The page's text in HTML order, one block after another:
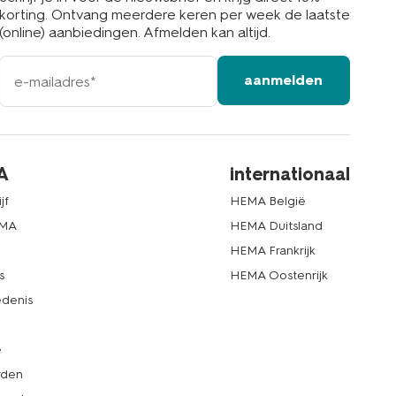
korting. Ontvang meerdere keren per week de laatste
(online) aanbiedingen. Afmelden kan altijd.
e-
mailadres
aanmelden
internationaal
HEMA België
HEMA Duitsland
HEMA Frankrijk
HEMA Oostenrijk